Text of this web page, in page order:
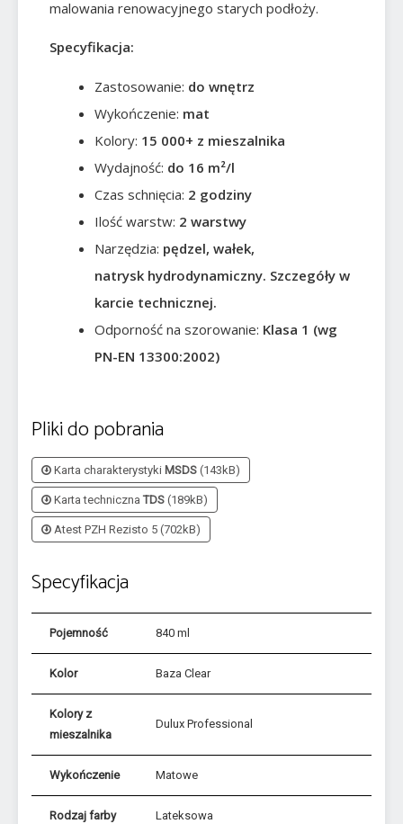
malowania renowacyjnego starych podłoży.
Specyfikacja:
Zastosowanie: do wnętrz
Wykończenie: mat
Kolory: 15 000+ z mieszalnika
Wydajność: do 16 m²/l
Czas schnięcia: 2 godziny
Ilość warstw: 2 warstwy
Narzędzia: pędzel, wałek,
natrysk hydrodynamiczny. Szczegóły w
karcie technicznej.
Odporność na szorowanie: Klasa 1 (wg
PN-EN 13300:2002)
Pliki do pobrania
Karta charakterystyki MSDS (143kB)
Karta techniczna TDS (189kB)
Atest PZH Rezisto 5 (702kB)
Specyfikacja
Pojemność 840 ml
Kolor Baza Clear
Kolory z
mieszalnika
Dulux Professional
Wykończenie Matowe
Rodzaj farby Lateksowa